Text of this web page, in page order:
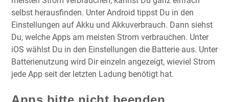
selbst herausfinden. Unter Android tippst Du in den
Einstellungen auf Akku und Akkuverbrauch. Dann siehst
Du, welche Apps am meisten Strom verbrauchen. Unter
iOS wählst Du in den Einstellungen die Batterie aus. Unter
Batterienutzung wird Dir einzeln angezeigt, wieviel Strom
jede App seit der letzten Ladung benötigt hat.